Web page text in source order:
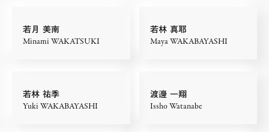
若月 美南
Minami WAKATSUKI
若林 真耶
Maya WAKABAYASHI
若林 祐季
Yuki WAKABAYASHI
渡邊 一翔
Issho Watanabe